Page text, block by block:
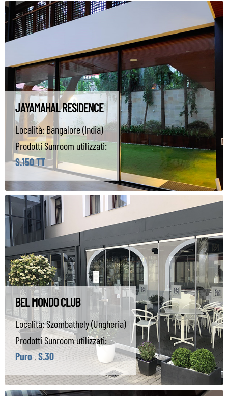
JAYAMAHAL RESIDENCE
Località:Bangalore (India)
Prodotti Sunroom utilizzati:
S.150 TT
BEL MONDO CLUB
Località:Szombathely (Ungheria)
Prodotti Sunroom utilizzati:
Puro,S.30